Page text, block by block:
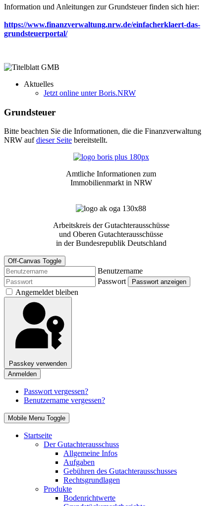
Information und Anleitungen zur Grundsteuer finden sich hier:
https://www.finanzverwaltung.nrw.de/einfacherklaert-das-
grundsteuerportal/
Aktuelles
Jetzt online unter Boris.NRW
Grundsteuer
Bitte beachten Sie die Informationen, die die Finanzverwaltung
NRW aufdieser Seite bereitstellt.
Amtliche Informationen zum
Immobilienmarkt in NRW
Arbeitskreis der Gutachterausschüsse
und Oberen Gutachterausschüsse
in der Bundesrepublik Deutschland
Off-Canvas Toggle
Benutzername
Passwort
Passwort anzeigen
Angemeldet bleiben
Passkey verwenden
Anmelden
Passwort vergessen?
Benutzername vergessen?
Mobile Menu Toggle
Startseite
Der Gutachterausschuss
Allgemeine Infos
Aufgaben
Gebühren des Gutachterausschusses
Rechtsgrundlagen
Produkte
Bodenrichtwerte